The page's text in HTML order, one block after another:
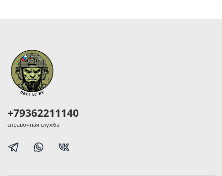
+79362211140
справочная служба